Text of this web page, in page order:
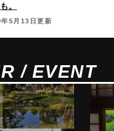
。
5月13日更新
/ EVENT